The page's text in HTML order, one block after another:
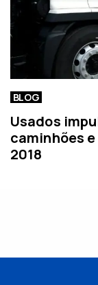
BLOG
Usados
caminhões
2018